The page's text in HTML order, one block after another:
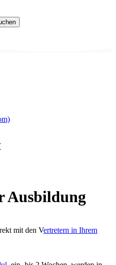
Ausbildung
mit den Vertretern in Ihrem